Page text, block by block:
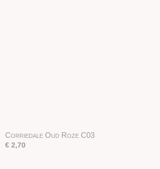
Corriedale Oud Roze C03
€ 2,70